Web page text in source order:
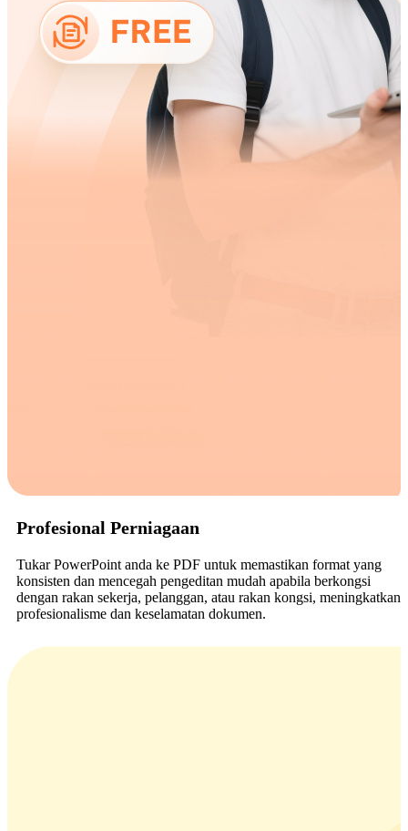
Profesional Perniagaan
Tukar PowerPoint anda ke PDF untuk memastikan format yang
konsisten dan mencegah pengeditan mudah apabila berkongsi
dengan rakan sekerja, pelanggan, atau rakan kongsi, meningkatkan
profesionalisme dan keselamatan dokumen.